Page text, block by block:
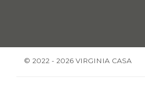
© 2022 - 2026 VIRGINIA CASA